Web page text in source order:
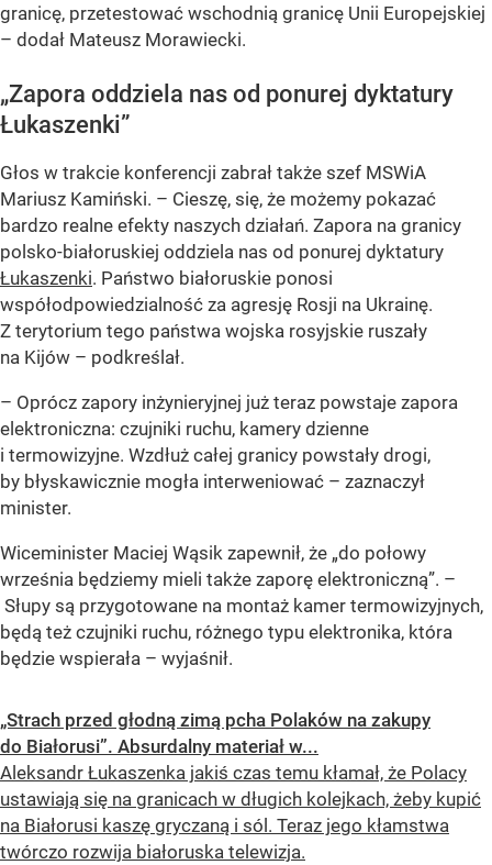
granicę, przetestować wschodnią granicę Unii Europejskiej
– dodał Mateusz Morawiecki.
„Zapora oddziela nas od ponurej dyktatury
Łukaszenki”
Głos w trakcie konferencji zabrał także szef MSWiA
Mariusz Kamiński. – Cieszę, się, że możemy pokazać
bardzo realne efekty naszych działań. Zapora na granicy
polsko-białoruskiej oddziela nas od ponurej dyktatury
Łukaszenki. Państwo białoruskie ponosi
współodpowiedzialność za agresję Rosji na Ukrainę.
Z terytorium tego państwa wojska rosyjskie ruszały
na Kijów – podkreślał.
– Oprócz zapory inżynieryjnej już teraz powstaje zapora
elektroniczna: czujniki ruchu, kamery dzienne
i termowizyjne. Wzdłuż całej granicy powstały drogi,
by błyskawicznie mogła interweniować – zaznaczył
minister.
Wiceminister Maciej Wąsik zapewnił, że „do połowy
września będziemy mieli także zaporę elektroniczną”. –
Słupy są przygotowane na montaż kamer termowizyjnych,
będą też czujniki ruchu, różnego typu elektronika, która
będzie wspierała – wyjaśnił.
„Strach przed głodną zimą pcha Polaków na zakupy
do Białorusi”. Absurdalny materiał w...
Aleksandr Łukaszenka jakiś czas temu kłamał, że Polacy
ustawiają się na granicach w długich kolejkach, żeby kupić
na Białorusi kaszę gryczaną i sól. Teraz jego kłamstwa
twórczo rozwija białoruska telewizja.